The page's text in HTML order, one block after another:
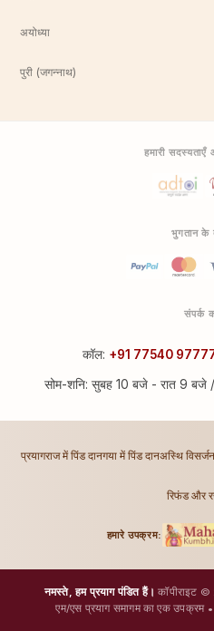
अयोध्या
पुरी (जगन्नाथ)
हमारी सदस्यताएँ
भुगतान के
संपर्क
कॉल: +91 77540
सोम-शनि: सुबह 10 बजे - रात 9 बजे
प्रयागराज में पिंड दानगया में पिंड दानअस्थि विसर्जन
रिफंड और
हमारे उपक्रम:
नमस्ते, हम प्रयाग पंडित हैं। कॉपीराइट ©
एम/एस प्रयाग समागम का एक